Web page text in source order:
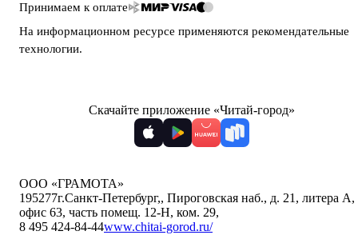
Принимаем к оплате
На информационном ресурсе применяются рекомендательные
технологии.
Скачайте приложение «Читай-город»
ООО «ГРАМОТА»
195277г.Санкт-Петербург,, Пироговская наб., д. 21, литера А,
офис 63, часть помещ. 12-Н, ком. 29,
8 495 424-84-44www.chitai-gorod.ru/